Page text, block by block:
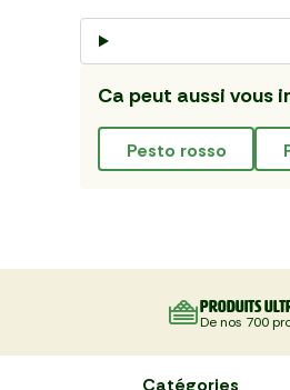
Ca peut aussi vous
pesto rosso
Produits
De nos 700
Catégories